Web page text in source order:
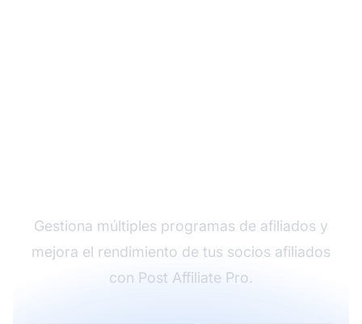
Gestiona múltiples programas de afiliados y
mejora el rendimiento de tus socios afiliados
con Post Affiliate Pro.